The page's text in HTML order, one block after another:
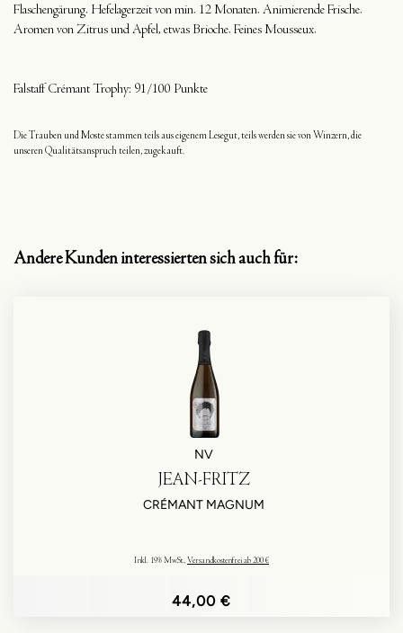
Flaschengärung. Hefelagerzeit von min. 12 Monaten. Animierende Frische.
Aromen von Zitrus und Apfel, etwas Brioche. Feines Mousseux.
Falstaff Crémant Trophy: 91/100 Punkte
Die Trauben und Moste stammen teils aus eigenem Lesegut, teils werden sie von Winzern, die
unseren Qualitätsanspruch teilen, zugekauft.
Andere Kunden interessierten sich auch für:
NV
JEAN-FRITZ
CRÉMANT MAGNUM
44,00 €
Inkl. 19% MwSt., Versandkostenfrei ab 200 €